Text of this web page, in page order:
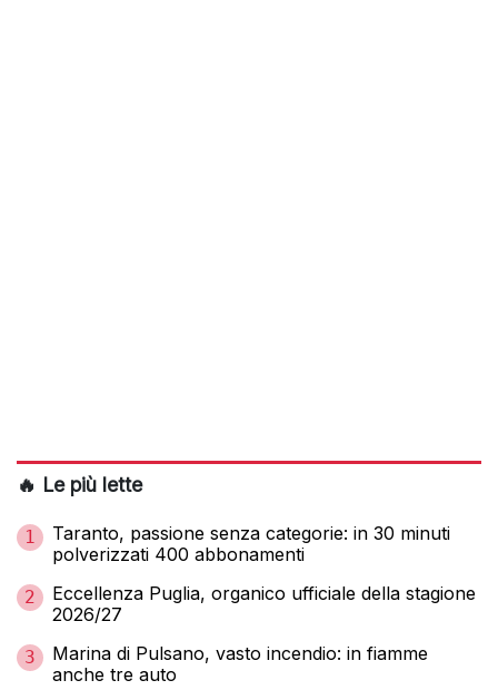
🔥 Le più lette
1
Taranto, passione senza categorie: in 30 minuti
polverizzati 400 abbonamenti
2
Eccellenza Puglia, organico ufficiale della stagione
2026/27
3
Marina di Pulsano, vasto incendio: in fiamme
anche tre auto